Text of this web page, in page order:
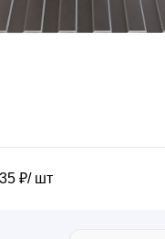
для гипсокартона
₽/ шт